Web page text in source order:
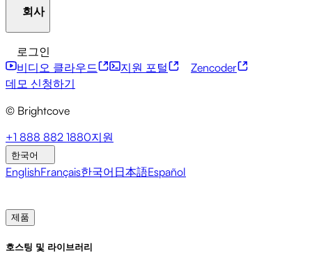
개발자 API
비스
통합 사회적 통합
미디어 수익화
판매 직원 지원
방송사 의료 및 제약
Brightcove Academy
회사
브라이트코브에 관하여
프레스룸 뉴스레터
로그인
비디오 클라우드
지원 포털
Zencoder
데모 신청하기
© Brightcove
+1 888 882 1880지원
한국어
EnglishFrançais한국어 日本語Español
제품
호스팅 및 라이브러리